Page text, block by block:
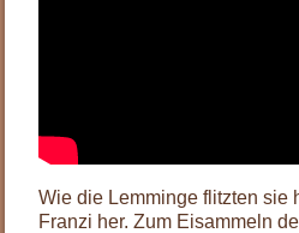
Wie die Lemminge flitzten sie
Franzi her. Zum Eisammeln